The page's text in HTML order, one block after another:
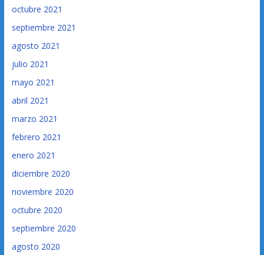
octubre 2021
septiembre 2021
agosto 2021
julio 2021
mayo 2021
abril 2021
marzo 2021
febrero 2021
enero 2021
diciembre 2020
noviembre 2020
octubre 2020
septiembre 2020
agosto 2020